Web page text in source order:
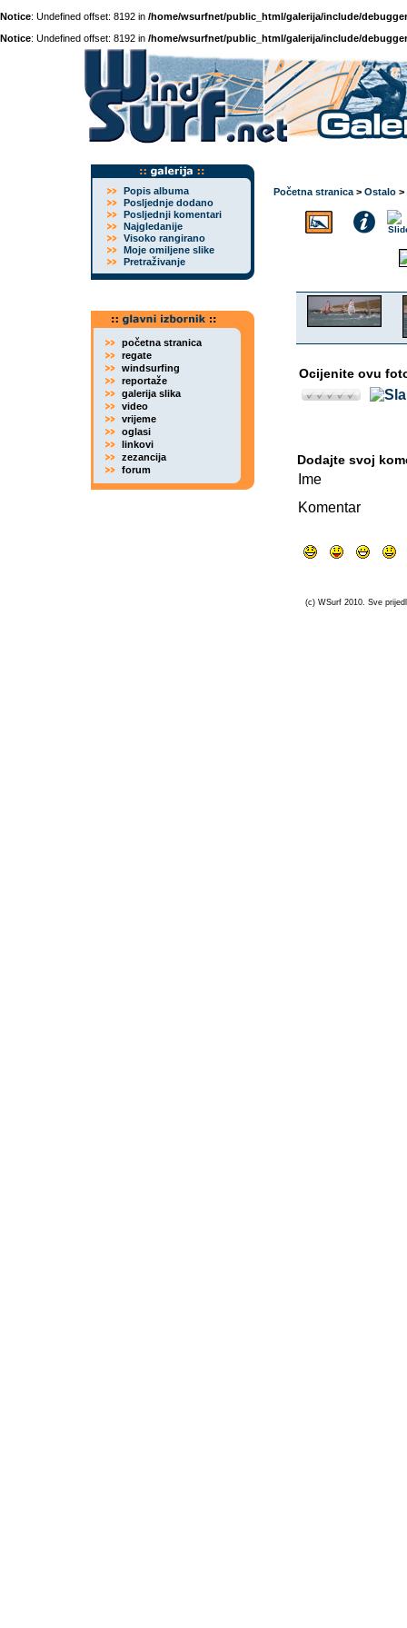
Notice: Undefined offset: 8192 in /home/wsurfnet/public_html/galerija/include/
Notice: Undefined offset: 8192 in /home/wsurfnet/public_html/galerija/include/
Popis albuma
Posljednje dodano
Posljednji komentari
Najgledanije
Visoko rangirano
Moje omiljene slike
Pretraživanje
početna stranica
regate
windsurfing
reportaže
galerija slika
video
vrijeme
oglasi
linkovi
zezancija
forum
Početna stranica > Ostalo >
Ocijenite ovu
Dodajte svoj
Ime
Komentar
(c) WSurf 2010. Sve